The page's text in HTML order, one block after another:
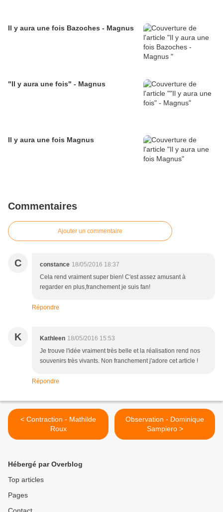
Il y aura une fois Bazoches - Magnus
"Il y aura une fois" - Magnus
Il y aura une fois Magnus
Commentaires
Ajouter un commentaire
C constance 18/05/2016 18:37
Cela rend vraiment super bien! C'est assez amusant à
regarder en plus,franchement je suis fan!
Répondre
K Kathleen 18/05/2016 15:53
Je trouve l'idée vraiment très belle et la réalisation rend nos
souvenirs très vivants. Non franchement j'adore cet article !
Répondre
< Contraction - Mathilde
Roux
Observation - Dominique
Sampiero >
Hébergé par Overblog
Top articles
Pages